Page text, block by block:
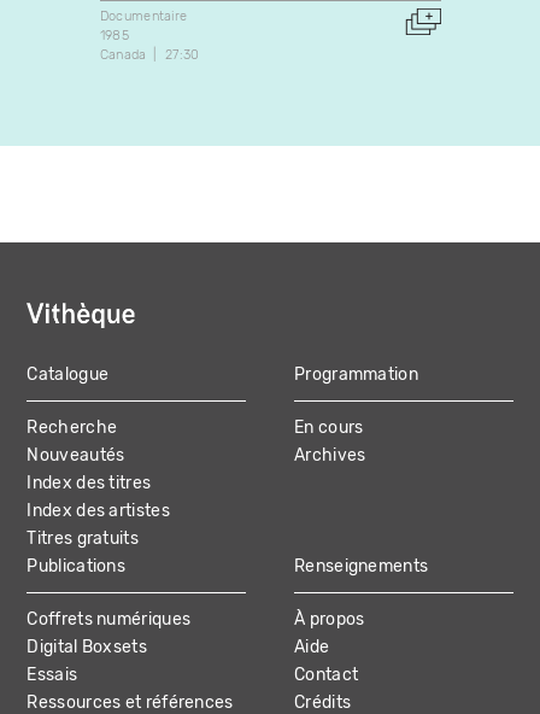
Documentaire
1985
Canada
27:30
MAIN
NAVIGATION
Catalogue
Recherche
Nouveautés
Index des titres
Index des artistes
Titres gratuits
Programmation
En cours
Archives
Publications
Coffrets numériques
Digital Boxsets
Essais
Ressources et références
Renseignements
À propos
Aide
Contact
Crédits